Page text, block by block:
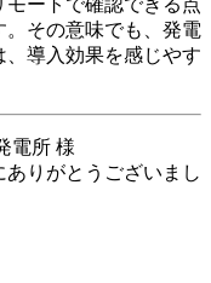
その意味でも、発電
導入効果を感じやす
電所 様
りがとうございまし